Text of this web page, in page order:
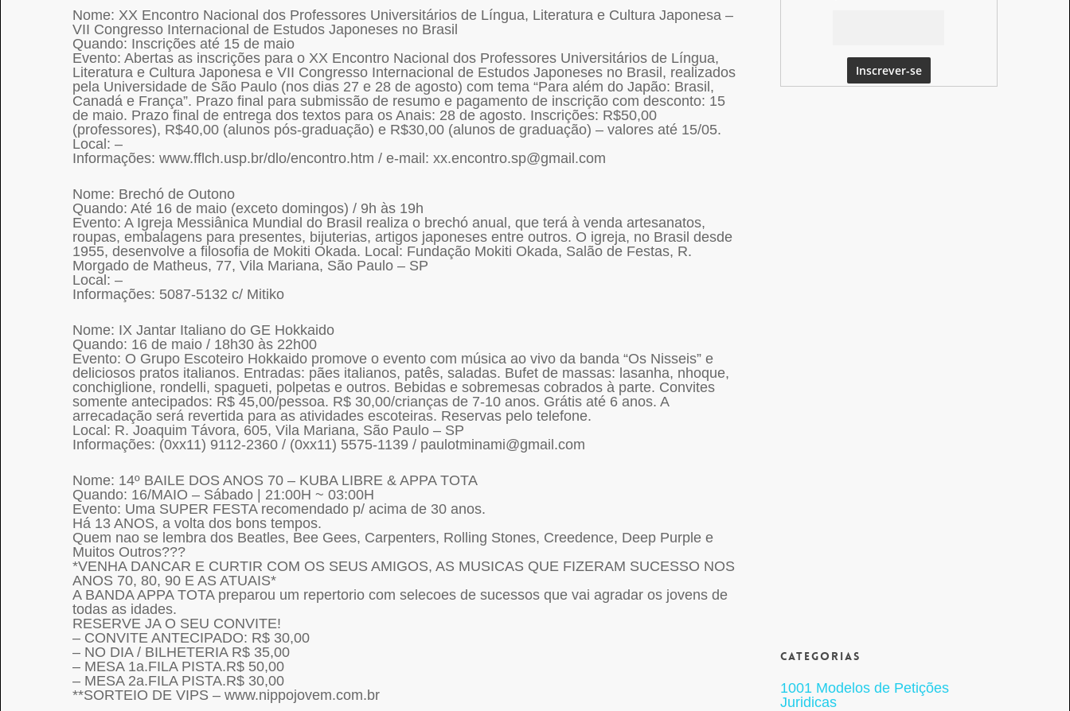
Nome: XX Encontro Nacional dos Professores Universitários de Língua, Literatura e Cultura Japonesa –
VII Congresso Internacional de Estudos Japoneses no Brasil
Quando: Inscrições até 15 de maio
Evento: Abertas as inscrições para o XX Encontro Nacional dos Professores Universitários de Língua,
Literatura e Cultura Japonesa e VII Congresso Internacional de Estudos Japoneses no Brasil, realizados
pela Universidade de São Paulo (nos dias 27 e 28 de agosto) com tema “Para além do Japão: Brasil,
Canadá e França”. Prazo final para submissão de resumo e pagamento de inscrição com desconto: 15
de maio. Prazo final de entrega dos textos para os Anais: 28 de agosto. Inscrições: R$50,00
(professores), R$40,00 (alunos pós-graduação) e R$30,00 (alunos de graduação) – valores até 15/05.
Local: –
Informações: www.fflch.usp.br/dlo/encontro.htm / e-mail: xx.encontro.sp@gmail.com
Nome: Brechó de Outono
Quando: Até 16 de maio (exceto domingos) / 9h às 19h
Evento: A Igreja Messiânica Mundial do Brasil realiza o brechó anual, que terá à venda artesanatos,
roupas, embalagens para presentes, bijuterias, artigos japoneses entre outros. O igreja, no Brasil desde
1955, desenvolve a filosofia de Mokiti Okada. Local: Fundação Mokiti Okada, Salão de Festas, R.
Morgado de Matheus, 77, Vila Mariana, São Paulo – SP
Local: –
Informações: 5087-5132 c/ Mitiko
Nome: IX Jantar Italiano do GE Hokkaido
Quando: 16 de maio / 18h30 às 22h00
Evento: O Grupo Escoteiro Hokkaido promove o evento com música ao vivo da banda “Os Nisseis” e
deliciosos pratos italianos. Entradas: pães italianos, patês, saladas. Bufet de massas: lasanha, nhoque,
conchiglione, rondelli, spagueti, polpetas e outros. Bebidas e sobremesas cobrados à parte. Convites
somente antecipados: R$ 45,00/pessoa. R$ 30,00/crianças de 7-10 anos. Grátis até 6 anos. A
arrecadação será revertida para as atividades escoteiras. Reservas pelo telefone.
Local: R. Joaquim Távora, 605, Vila Mariana, São Paulo – SP
Informações: (0xx11) 9112-2360 / (0xx11) 5575-1139 / paulotminami@gmail.com
Nome: 14º BAILE DOS ANOS 70 – KUBA LIBRE & APPA TOTA
Quando: 16/MAIO – Sábado | 21:00H ~ 03:00H
Evento: Uma SUPER FESTA recomendado p/ acima de 30 anos.
Há 13 ANOS, a volta dos bons tempos.
Quem nao se lembra dos Beatles, Bee Gees, Carpenters, Rolling Stones, Creedence, Deep Purple e
Muitos Outros???
*VENHA DANCAR E CURTIR COM OS SEUS AMIGOS, AS MUSICAS QUE FIZERAM SUCESSO NOS
ANOS 70, 80, 90 E AS ATUAIS*
A BANDA APPA TOTA preparou um repertorio com selecoes de sucessos que vai agradar os jovens de
todas as idades.
RESERVE JA O SEU CONVITE!
– CONVITE ANTECIPADO: R$ 30,00
– NO DIA / BILHETERIA R$ 35,00
– MESA 1a.FILA PISTA.R$ 50,00
– MESA 2a.FILA PISTA.R$ 30,00
**SORTEIO DE VIPS – www.nippojovem.com.br
Categorias
1001 Modelos de Petições
Juridicas